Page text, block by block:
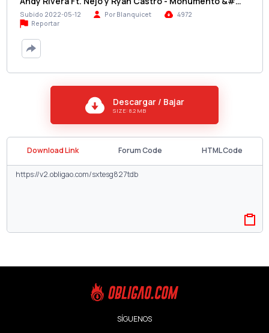
Subido 2022-05-12 Por Blanquicet
4972
Reportar
Descargar / Bajar
SIZE: 8.2 MB
Download Link Forum Code HTML Code
SÍGUENOS